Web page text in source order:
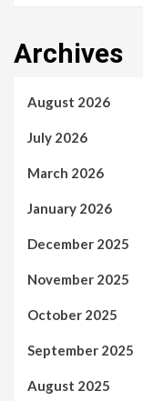
Archives
August 2026
July 2026
March 2026
January 2026
December 2025
November 2025
October 2025
September 2025
August 2025